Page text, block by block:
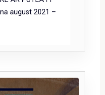
august 2021 –